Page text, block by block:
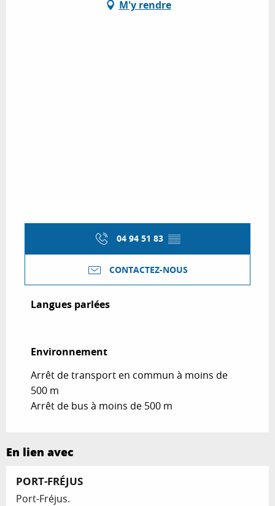
M'y rendre
04 94 51 83 ▒▒
CONTACTEZ-NOUS
Langues parlées
Langues parlées
Environnement
Environnement
Arrêt de transport en commun à moins de
500 m
Arrêt de bus à moins de 500 m
En lien avec
PORT-FRÉJUS
Port-Fréjus.